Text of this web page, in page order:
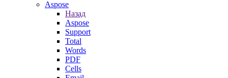
Aspose
Назад
Aspose
Support
Total
Words
PDF
Cells